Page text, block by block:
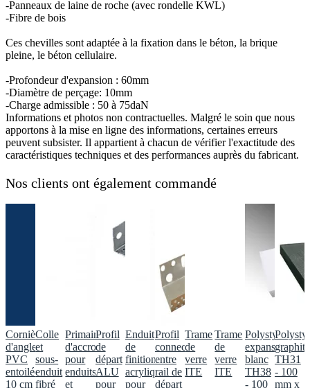
-Panneaux de laine de roche (avec rondelle KWL)
-Fibre de bois
Ces chevilles sont adaptée à la fixation dans le béton, la brique
pleine, le béton cellulaire.
-Profondeur d'expansion : 60mm
-Diamètre de perçage: 10mm
-Charge admissible : 50 à 75daN
Informations et photos non contractuelles. Malgré le soin que nous
apportons à la mise en ligne des informations, certaines erreurs
peuvent subsister. Il appartient à chacun de vérifier l'exactitude des
caractéristiques techniques et des performances auprès du fabricant.
Nos clients ont également commandé
Cornière
d'angle
PVC
entoilée
10 cm
Colle
et
sous-
enduit
fibré
Primaire
d'accrochage
pour
enduits
et
Profil
de
départ
ALU
pour
Enduit
de
finition
acrylique
pour
Profil
connecteur
entre
rail de
départ
Trame
de
verre
ITE
Trame
de
verre
ITE
Polystyrène
expansé
blanc
TH38
- 100
graphité
TH31
- 100
mm x